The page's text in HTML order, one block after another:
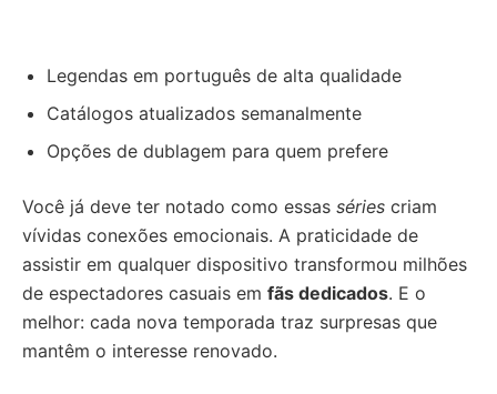
Legendas em português de alta qualidade
Catálogos atualizados semanalmente
Opções de dublagem para quem prefere
Você já deve ter notado como essas séries criam
vívidas conexões emocionais. A praticidade de
assistir em qualquer dispositivo transformou milhões
de espectadores casuais em fãs dedicados. E o
melhor: cada nova temporada traz surpresas que
mantêm o interesse renovado.